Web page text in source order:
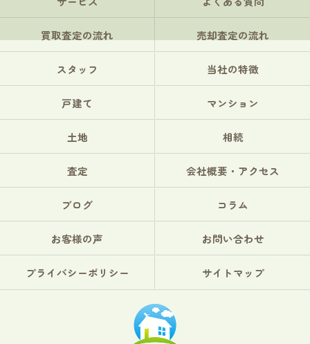
買取査定の流れ 売却査定の流れ
スタッフ 当社の特徴
戸建て マンション
土地 相続
査定 会社概要・アクセス
ブログ コラム
お客様の声 お問い合わせ
プライバシーポリシー サイトマップ